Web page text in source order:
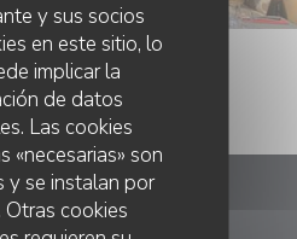
y sus socios
en este sitio, lo
implicar la
de datos
Las cookies
«necesarias» son
y se instalan por
cookies